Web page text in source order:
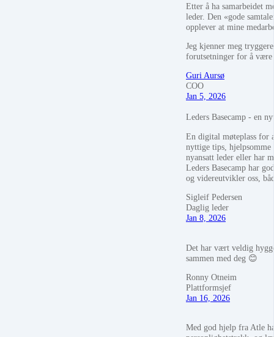
Etter å ha samarbeidet
leder. Den «gode
opplever at mine
Jeg kjenner meg
forutsetninger for å være
Guri Aursø
COO
Jan 5, 2026
Leders Basecamp - en
En digital møteplass for
nyttige tips, hjelpsomme
nyansatt leder eller har
Leders Basecamp har
og videreutvikler oss,
Sigleif Pedersen
Daglig leder
Jan 8, 2026
Det har vært veldig
sammen med deg 😊
Ronny Otneim
Plattformsjef
Jan 16, 2026
Med god hjelp fra Atle